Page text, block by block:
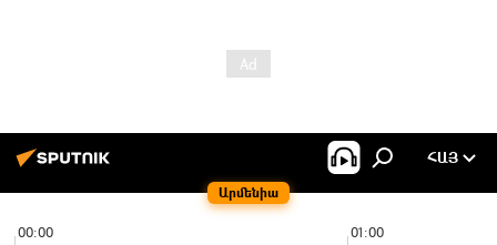
Արմենիա
ՀԱՅ
00:00 01:00